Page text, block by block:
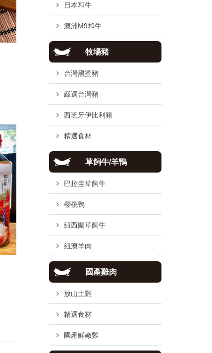
日本和牛
澳洲M9和牛
牧場豬
台灣黑蜜豬
嚴選台灣豬
西班牙伊比利豬
精選食材
草飼牛/羊鴨
巴拉圭草飼牛
櫻桃鴨
紐西蘭草飼牛
紐澳羊肉
國產雞肉
放山土雞
精選食材
國產鮮嫩雞